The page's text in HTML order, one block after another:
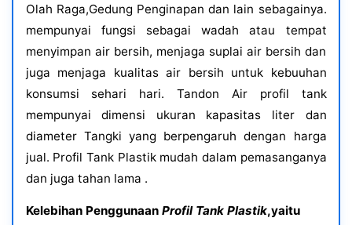
Olah Raga,Gedung Penginapan dan lain sebagainya.
mempunyai fungsi sebagai wadah atau tempat
menyimpan air bersih, menjaga suplai air bersih dan
juga menjaga kualitas air bersih untuk kebuuhan
konsumsi sehari hari. Tandon Air profil tank
mempunyai dimensi ukuran kapasitas liter dan
diameter Tangki yang berpengaruh dengan harga
jual. Profil Tank Plastik mudah dalam pemasanganya
dan juga tahan lama .
Kelebihan Penggunaan Profil Tank Plastik,yaitu